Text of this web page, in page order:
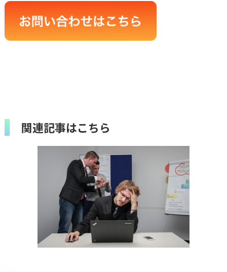
関連記事はこちら